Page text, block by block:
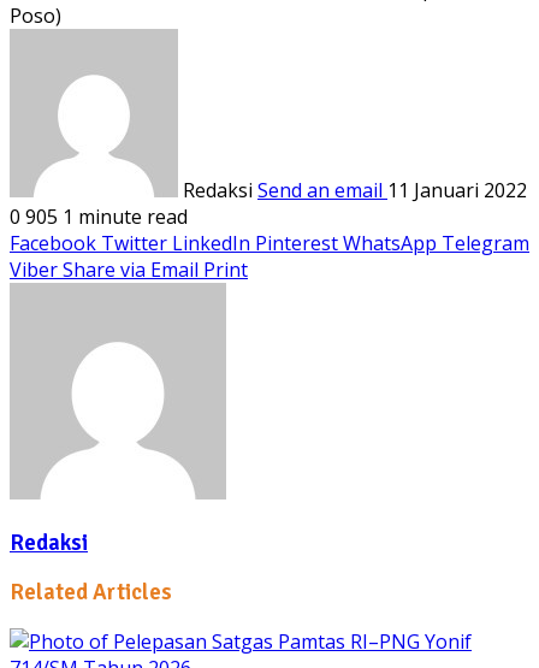
Poso)
Redaksi Send an email 11 Januari 2022
0 905 1 minute read
Facebook Twitter LinkedIn PinterestWhatsApp Telegram
ViberShare via Email Print
Redaksi
Related Articles